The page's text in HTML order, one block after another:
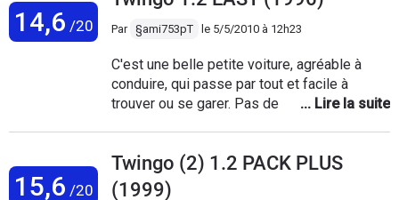
reste tout était parfait, rien à dire. Niveau
consommation j'étais toujours entre
5L/100km et 6.5L/100km. Sur ma twingo
cinétic j'avais le moteur de 75ch qui
franchement tire vraiment bien. J'avais aussi
le toit ouvrant électrique panoramique,
rétroviseur électrique, ABS... En bref un
équipement largement suffisant pour un petit
jeune comme moi. Si vous chercher une
14,6 /20 Par §ami753pT le 5/5/2010 à 12h23
C'est une belle petite voiture, agréable à
conduire, qui passe par tout et facile à
trouver ou se garer. Pas de grosses pannes,
15,6 /20
Twingo (2) 1.2 PACK PLUS
(1999)